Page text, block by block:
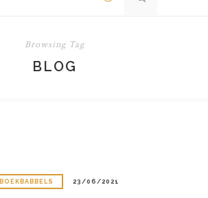
Browsing Tag
BLOG
BOEKBABBELS 23/06/2021